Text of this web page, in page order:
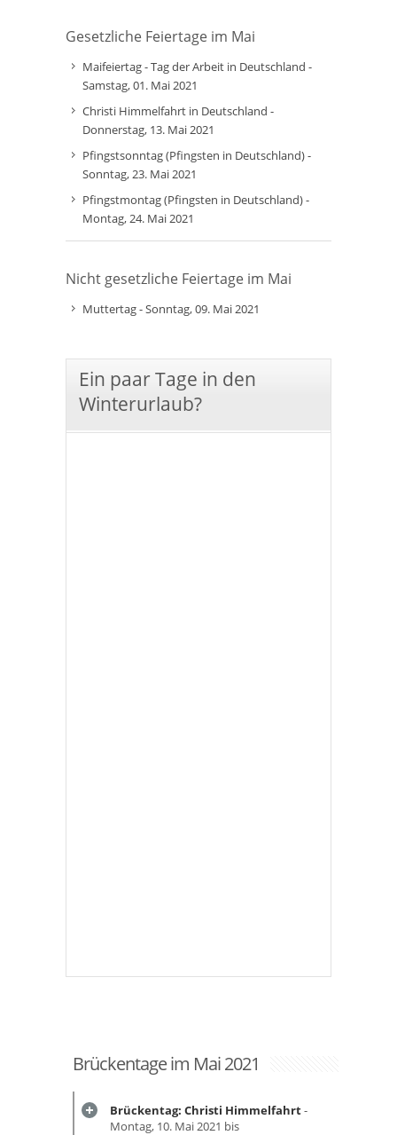
Gesetzliche Feiertage im Mai
Maifeiertag - Tag der Arbeit in Deutschland -
Samstag, 01. Mai 2021
Christi Himmelfahrt in Deutschland -
Donnerstag, 13. Mai 2021
Pfingstsonntag (Pfingsten in Deutschland) -
Sonntag, 23. Mai 2021
Pfingstmontag (Pfingsten in Deutschland) -
Montag, 24. Mai 2021
Nicht gesetzliche Feiertage im Mai
Muttertag - Sonntag, 09. Mai 2021
Ein paar Tage in den
Winterurlaub?
Brückentage im Mai 2021
Brückentag: Christi Himmelfahrt-
Montag, 10. Mai 2021 bis